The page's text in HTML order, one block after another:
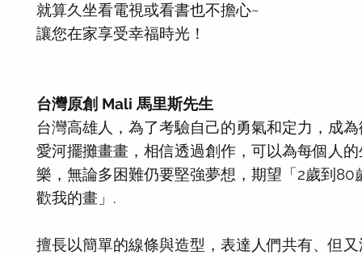
就算久坐看電視或看書也不擔心~
讓您在家享受幸福時光！
台灣原創 Mali 馬里斯先生
台灣高雄人，為了考驗自己的勇氣和定力，成
愛河擺攤畫畫，相信透過創作，可以為每個人
樂，無論多困難仍要堅強夢想，期望「2歲到80
歡我的畫」.
擅長以簡單的線條與造型，表達人們共有、但